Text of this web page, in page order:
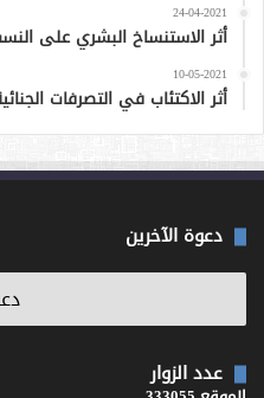
24-04-2021
أثر الاستنساخ البشري على
10-05-2021
أثر الاكتئاب في التصرفات
دعوة الآخرين
عدد الزوار